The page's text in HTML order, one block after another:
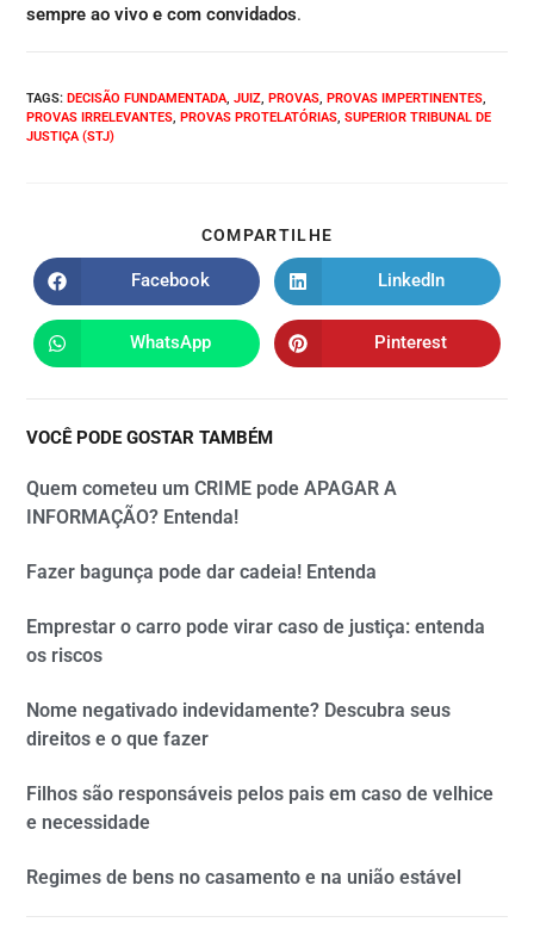
sempre ao vivo e com convidados.
TAGS:DECISÃO FUNDAMENTADA, JUIZ, PROVAS, PROVAS IMPERTINENTES,
PROVAS IRRELEVANTES, PROVAS PROTELATÓRIAS, SUPERIOR TRIBUNAL DE
JUSTIÇA (STJ)
COMPARTILHE
Facebook LinkedIn
WhatsApp Pinterest
VOCÊ PODE GOSTAR TAMBÉM
Quem cometeu um CRIME pode APAGAR A
INFORMAÇÃO? Entenda!
Fazer bagunça pode dar cadeia! Entenda
Emprestar o carro pode virar caso de justiça: entenda
os riscos
Nome negativado indevidamente? Descubra seus
direitos e o que fazer
Filhos são responsáveis pelos pais em caso de velhice
e necessidade
Regimes de bens no casamento e na união estável